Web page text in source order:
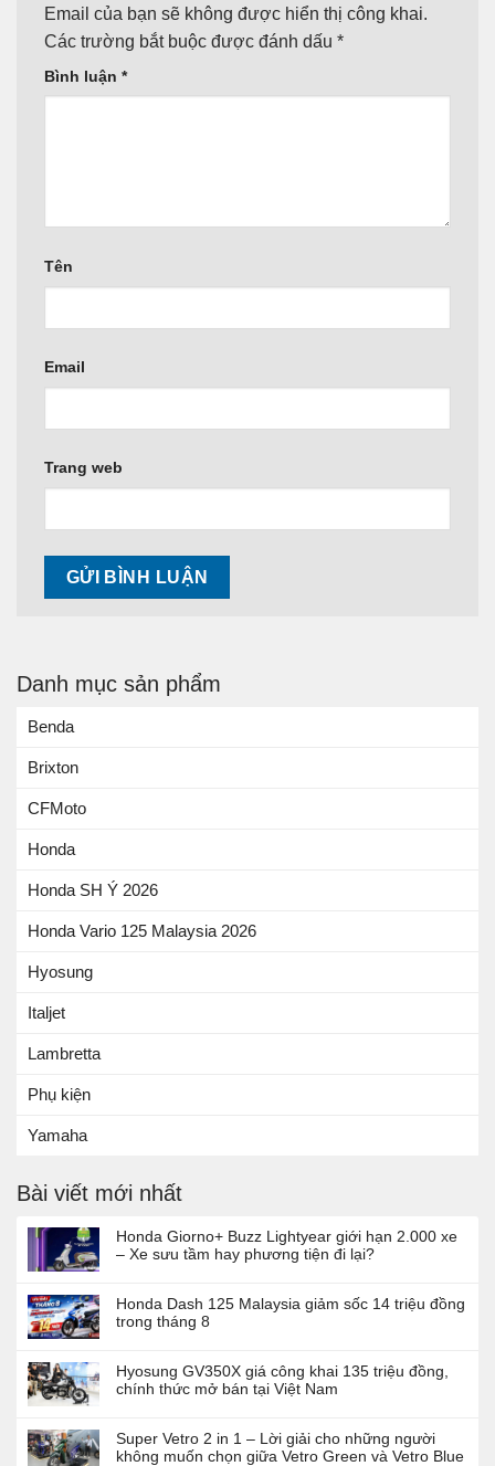
Danh mục sản phẩm
Benda
Brixton
CFMoto
Honda
Honda SH Ý 2026
Honda Vario 125 Malaysia 2026
Hyosung
Italjet
Lambretta
Phụ kiện
Yamaha
Bài viết mới nhất
Honda Giorno+ Buzz Lightyear giới hạn 2.000 xe
– Xe sưu tầm hay phương tiện đi lại?
Honda Dash 125 Malaysia giảm sốc 14 triệu đồng
trong tháng 8
Hyosung GV350X giá công khai 135 triệu đồng,
chính thức mở bán tại Việt Nam
Super Vetro 2 in 1 – Lời giải cho những người
không muốn chọn giữa Vetro Green và Vetro Blue
Email của bạn sẽ không được hiển thị công khai.
Các trường bắt buộc được đánh dấu *
Bình luận *
Tên
Email
Trang web